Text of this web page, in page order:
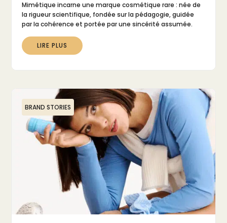
Mimétique incarne une marque cosmétique rare : née de
la rigueur scientifique, fondée sur la pédagogie, guidée
par la cohérence et portée par une sincérité assumée.
LIRE PLUS
BRAND STORIES